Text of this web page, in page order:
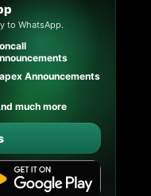
to WhatsApp.
Announcements
much more